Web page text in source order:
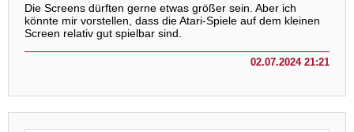
Die Screens dürften gerne etwas größer sein. Aber ich
könnte mir vorstellen, dass die Atari-Spiele auf dem kleinen
Screen relativ gut spielbar sind.
02.07.2024 21:21